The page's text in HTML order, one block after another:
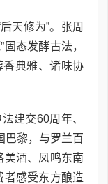
天修为”。张周
态发酵古法，
香典雅、诸味协
建交60周年、
巴黎，与罗兰百
美酒、凤鸣东南
者感受东方酿造